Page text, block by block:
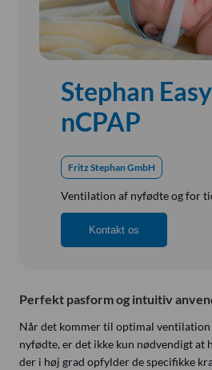
Vision, Mission, Miljø og
Kliniske diætister
Ledige Stillinger
Stephan
nCPAP
Fritz Stephan GmbH
Ventilation af nyfødte og for
Kontakt os
Perfekt pasform og intuitiv
Når det kommer til optimal
nyfødte, er det ikke kun nødvendigt at
der i høj grad opfylder de specifikke